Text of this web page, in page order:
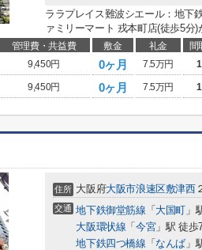
ララプレイス難波シエール：地下
ァミリーマート 戎本町店(徒歩5分
管理費・共益費 敷金 礼金 間
9,450円 0ヶ月 7.5万円
9,450円 0ヶ月 7.5万円
住所 大阪府大阪市浪速区敷津西
交通 地下鉄御堂筋線 「 大国町 」
大阪環状線 「 今宮」駅 徒歩
地下鉄四つ橋線 「 なんば 」